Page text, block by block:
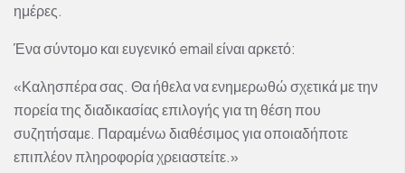
ημέρες.
Ένα σύντομο και ευγενικό email είναι αρκετό:
«Καλησπέρα σας. Θα ήθελα να ενημερωθώ σχετικά με την
πορεία της διαδικασίας επιλογής για τη θέση που
συζητήσαμε. Παραμένω διαθέσιμος για οποιαδήποτε
επιπλέον πληροφορία χρειαστείτε.»